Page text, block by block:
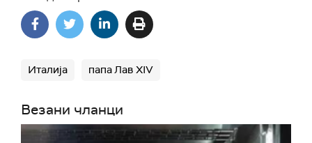
Италија папа Лав XIV
Везани чланци